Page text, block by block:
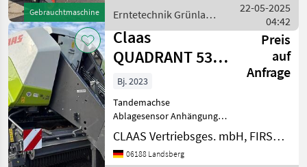
Gebrauchtmaschine
Tandem - Bereifung: 620/50-
22, 5 -
Erntetechnik Grünland
/ Claas
22-05-2025
04:42
Claas
QUADRANT 5300
FC T+ST
Preis
auf
Anfrage
Bj. 2023
Tandemachse
Ablagesensor Anhängung:
Stützfuß, hydraulisch
Anzahl Blindmesser: 51
Anzahl Feuerlöscher Anzahl
CLAAS Vertriebsges. mbH, FIRST CLAAS USED Center Landsberg
06188 Landsberg